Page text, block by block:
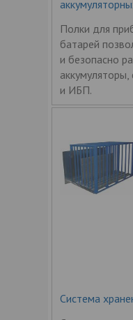
Полки для
батарей
и безопасно
и ИБП.
Система